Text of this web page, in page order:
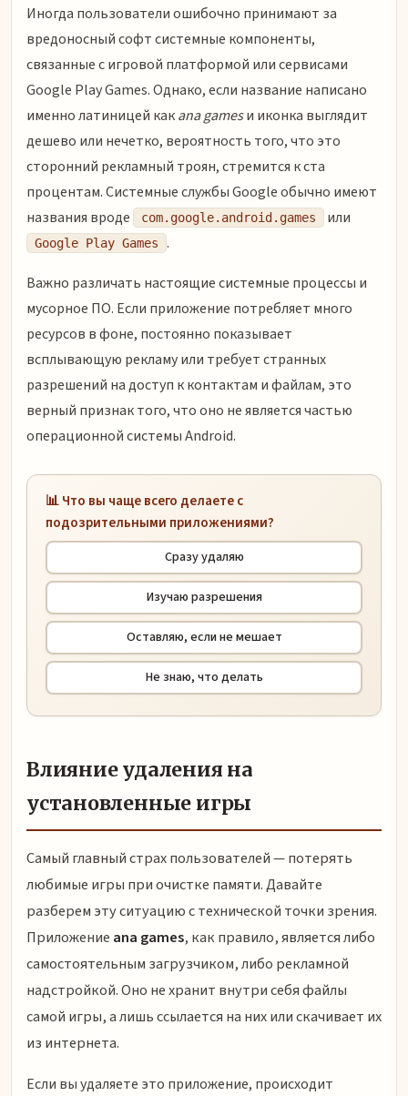
Иногда пользователи ошибочно принимают за
вредоносный софт системные компоненты,
связанные с игровой платформой или сервисами
Google Play Games. Однако, если название написано
именно латиницей какana gamesи иконка выглядит
дешево или нечетко, вероятность того, что это
сторонний рекламный троян, стремится к ста
процентам. Системные службы Google обычно имеют
названия вроде
com.google.android.games или
Google Play Games
.
Важно различать настоящие системные процессы и
мусорное ПО. Если приложение потребляет много
ресурсов в фоне, постоянно показывает
всплывающую рекламу или требует странных
разрешений на доступ к контактам и файлам, это
верный признак того, что оно не является частью
операционной системы Android.
📊 Что вы чаще всего делаете с
подозрительными приложениями?
Сразу удаляю
Изучаю разрешения
Оставляю, если не мешает
Не знаю, что делать
Влияние удаления на
установленные игры
Самый главный страх пользователей — потерять
любимые игры при очистке памяти. Давайте
разберем эту ситуацию с технической точки зрения.
Приложение ana games, как правило, является либо
самостоятельным загрузчиком, либо рекламной
надстройкой. Оно не хранит внутри себя файлы
самой игры, а лишь ссылается на них или скачивает их
из интернета.
Если вы удаляете это приложение, происходит